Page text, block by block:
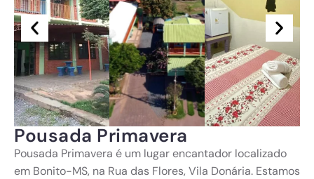
Pousada Primavera
Pousada Primavera é um lugar encantador localizado
em Bonito-MS, na Rua das Flores, Vila Donária. Estamos